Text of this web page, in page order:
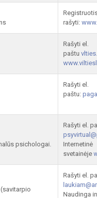
rašyti:
Rašyti el.
paštu
Rašyti el.
paštu:
psichologai.
Rašyti el.
Internetinė
svetainėje
Rašyti el.
Naudinga